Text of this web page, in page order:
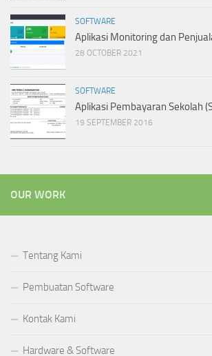
SOFTWARE
Aplikasi Monitoring dan
28 OCTOBER 2021
SOFTWARE
Aplikasi Pembayaran Sekolah
19 SEPTEMBER 2016
OUR WORK
Tentang Kami
Pembuatan Software
Kontak Kami
Hardware & Software